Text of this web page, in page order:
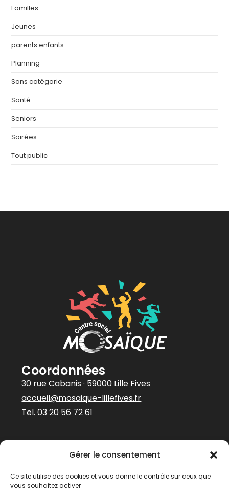
Gérer le consentement
Ce site utilise des cookies et vous donne le contrôle sur ceux que
vous souhaitez activer
Familles
Jeunes
parents enfants
Planning
Sans catégorie
Santé
Seniors
Soirées
Tout public
Coordonnées
30 rue Cabanis · 59000 Lille Fives
accueil@mosaique-lillefives.fr
Tel.03 20 56 72 61
notre newsletter